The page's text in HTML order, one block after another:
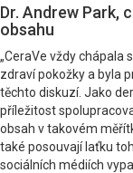
Dr. Andrew Park,
obsahu
„CeraVe vždy chápala
zdraví pokožky a byla
těchto diskuzí. Jako
příležitost
obsah v takovém
také posouvají laťku
sociálních médiích